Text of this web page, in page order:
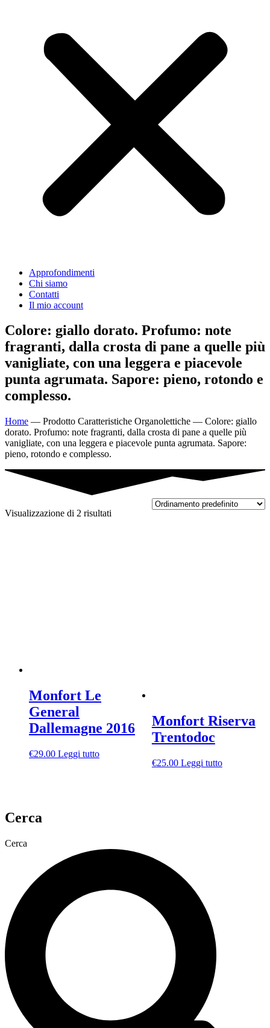
Approfondimenti
Chi siamo
Contatti
Il mio account
Colore: giallo dorato. Profumo: note
fragranti, dalla crosta di pane a quelle più
vanigliate, con una leggera e piacevole
punta agrumata. Sapore: pieno, rotondo e
complesso.
Home — Prodotto Caratteristiche Organolettiche — Colore: giallo
dorato. Profumo: note fragranti, dalla crosta di pane a quelle più
vanigliate, con una leggera e piacevole punta agrumata. Sapore:
pieno, rotondo e complesso.
Visualizzazione di 2 risultati
Monfort Le
General
Dallemagne 2016
€29.00 Leggi tutto
Monfort Riserva
Trentodoc
€25.00 Leggi tutto
Cerca
Cerca